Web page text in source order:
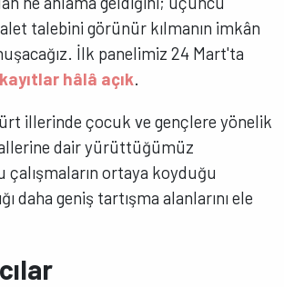
talebini görünür kılmanın imkân
İlk panelimiz 24 Mart'ta
kayıtlar hâlâ açık.
illerinde çocuk ve gençlere yönelik
dair yürüttüğümüz
çalışmaların ortaya koyduğu
daha geniş tartışma alanlarını ele